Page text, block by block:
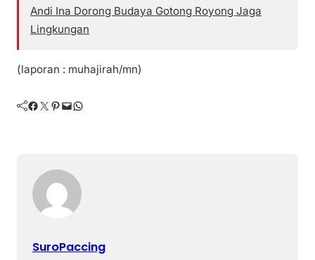
Andi Ina Dorong Budaya Gotong Royong Jaga
Lingkungan
(laporan : muhajirah/mn)
Facebook Twitter Pinterest Mail WhatsApp
SuroPaccing